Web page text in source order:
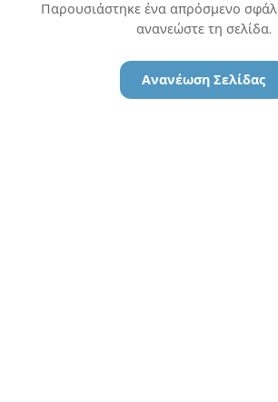
Παρουσιάστηκε ένα απρόσμενο
ανανεώστε τη σελίδα.
Ανανέωση Σελίδας